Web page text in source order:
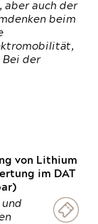
aber auch der
beim
Bei der
von Lithium
im DAT
und